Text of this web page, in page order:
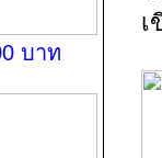
บาท
เ